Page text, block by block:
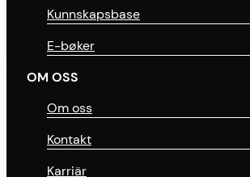
Kunnskapsbase
E-bøker
OM OSS
Om oss
Kontakt
Karriär